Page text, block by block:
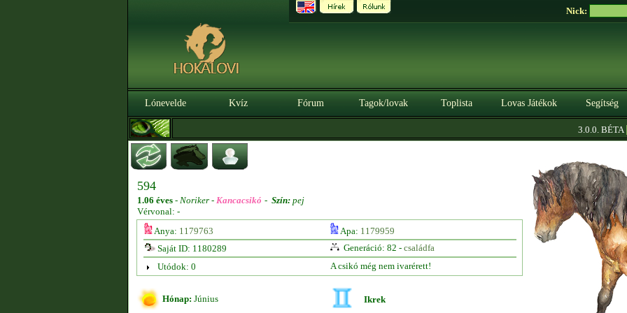
Nick:
Lónevelde Kvíz Fórum Tagok/lovak Toplista Lovas Játékok Segítség
3.0.0. BÉTA|
594
1.06 éves - Noriker - Kancacsikó - Szín: pej
Vérvonal: -
Anya: 1179763 Apa: 1179959
Saját ID: 1180289
Generáció: 82 - családfa
Utódok: 0
A csikó még nem ivarérett!
Hónap: Június Ikrek